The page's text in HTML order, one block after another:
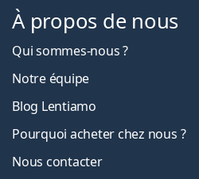
À propos de nous
Qui sommes-nous ?
Notre équipe
Blog Lentiamo
Pourquoi acheter chez nous ?
Nous contacter